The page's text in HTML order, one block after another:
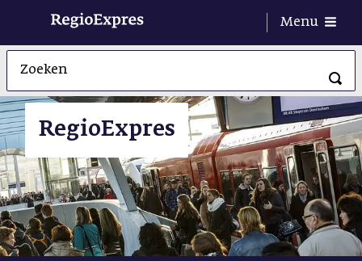
Menu
Nieuws
Project
Planning
Vraag & antwoord
Contact
RegioExpres